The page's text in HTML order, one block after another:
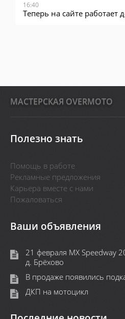
16:40
Теперь на сайте работает
MАСТЕРСКАЯ OVERMOTO
Полезно знать
Помощь в работе
Рекламные предложения
Карьера вместе с нами
Пожаловаться
Ваши объявления
21 февраля MX Speedway
д. Брёхово
В продаже появились
ДКП на мотоцикл